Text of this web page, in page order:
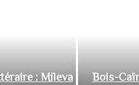
: Mileva
Bois-